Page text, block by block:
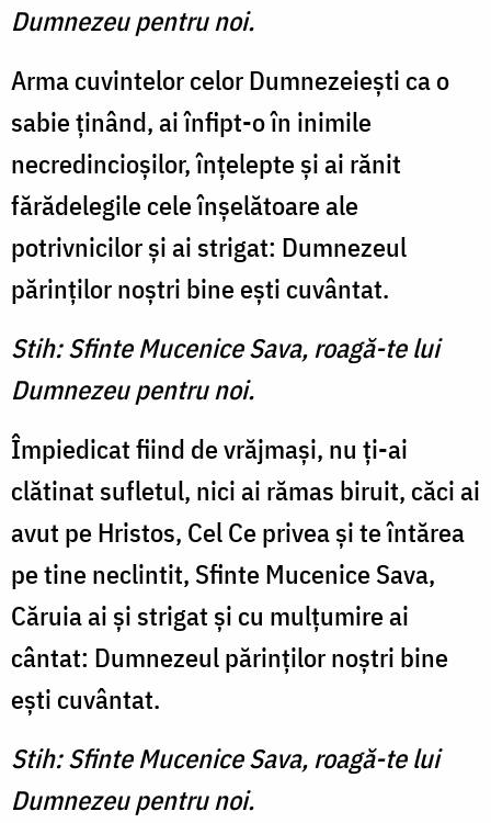
Dumnezeu pentru noi.
Arma cuvintelor celor Dumneze­ieşti ca o
sabie ţinând, ai înfipt-o în inimile
necredincioşilor, înţelepte şi ai rănit
fărădelegile cele înşelătoare ale
potrivnicilor şi ai strigat: Dumnezeul
părinţilor noştri bine eşti cuvântat.
Stih: Sfinte Mucenice Sava, roagă-te lui
Dumnezeu pentru noi.
Împiedicat fiind de vrăjmaşi, nu ţi-ai
clătinat sufletul, nici ai rămas biruit, căci ai
avut pe Hristos, Cel Ce privea şi te întărea
pe tine neclintit, Sfinte Mucenice Sava,
Căruia ai şi strigat şi cu mulţumire ai
cântat: Dumnezeul părinţilor noştri bine
eşti cuvântat.
Stih: Sfinte Mucenice Sava, roagă-te lui
Dumnezeu pentru noi.